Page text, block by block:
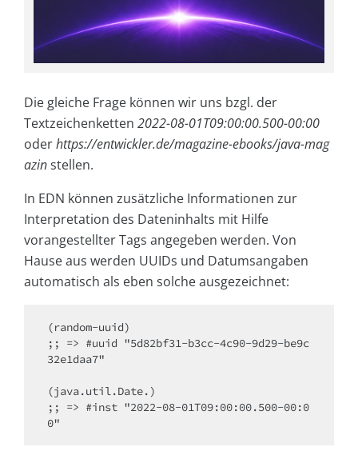
Die gleiche Frage können wir uns bzgl. der
Textzeichenketten 2022-08-01T09:00:00.500-00:00
oderhttps://entwickler.de/magazine-ebooks/java-mag
azinstellen.
In EDN können zusätzliche Informationen zur
Interpretation des Dateninhalts mit Hilfe
vorangestellter Tags angegeben werden. Von
Hause aus werden UUIDs und Datumsangaben
automatisch als eben solche ausgezeichnet:
(random-uuid)
;; => #uuid "5d82bf31-b3cc-4c90-9d29-be9c
32e1daa7"
(java.util.Date.)
;; => #inst "2022-08-01T09:00:00.500-00:0